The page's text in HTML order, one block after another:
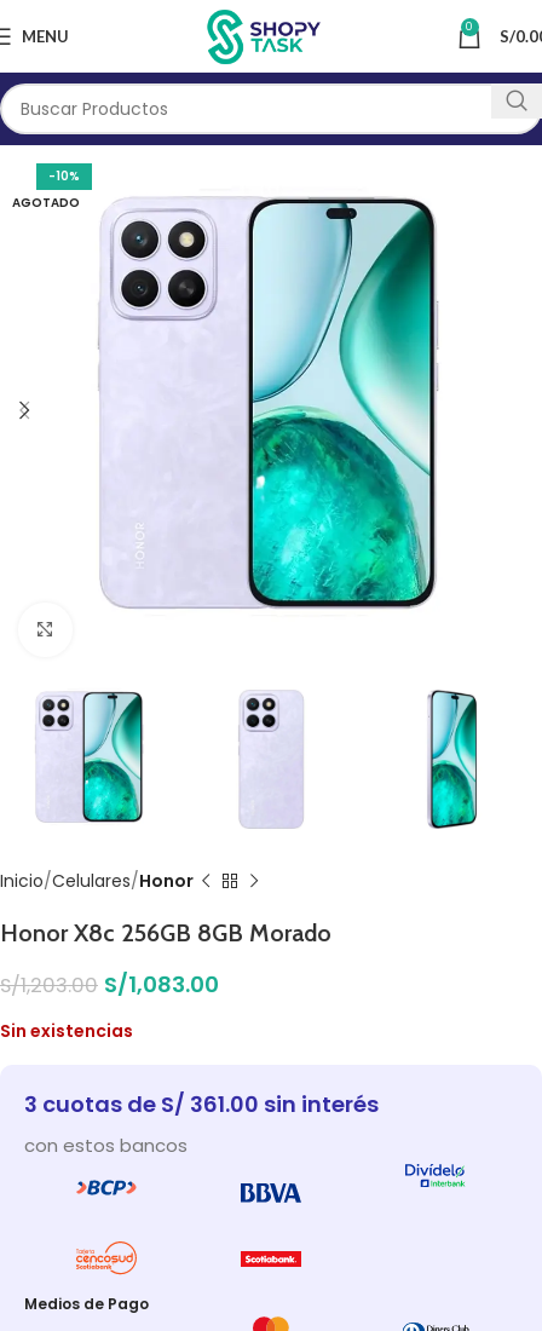
MENU 0 S/
-10%
AGOTADO
Inicio Celulares Honor
Honor X8c 256GB 8GB Morado
S/1,203.00 S/1,083.00
Sin existencias
3 cuotas de S/ 361.00 sin interés
con estos bancos
Medios de Pago